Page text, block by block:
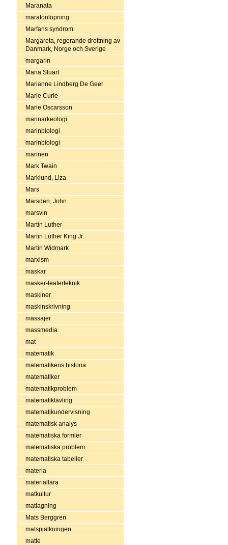
Maranata
maratonlöpning
Marfans syndrom
Margareta, regerande drottning av
Danmark, Norge och Sverige
margarin
Maria Stuart
Marianne Lindberg De Geer
Marie Curie
Marie Oscarsson
marinarkeologi
marinbiologi
marinbiologi
marinen
Mark Twain
Marklund, Liza
Mars
Marsden, John
marsvin
Martin Luther
Martin Luther King Jr.
Martin Widmark
marxism
maskar
masker-teaterteknik
maskiner
maskinskrivning
massajer
massmedia
mat
matematik
matematikens historia
matematiker
matematikproblem
matematiktävling
matematikundervisning
matematisk analys
matematiska formler
matematiska problem
matematiska tabeller
materia
materiallära
matkultur
matlagning
Mats Berggren
matspjälkningen
matte